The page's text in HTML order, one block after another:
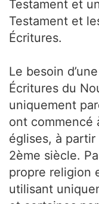
Testament et
Testament et
Écritures.
Le besoin
Écritures du
uniquement
ont commencé
églises, à partir
2ème siècle.
propre religion
utilisant